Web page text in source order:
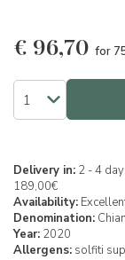
€ 96,70 for
Delivery in: 2 - 4
189,00€
Availability:
Denomination:
Year: 2020
Allergens: solfiti